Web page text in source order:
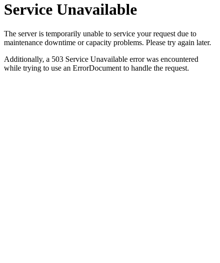
Service Unavailable
The server is temporarily unable to service your request due to
maintenance downtime or capacity problems. Please try again later.
Additionally, a 503 Service Unavailable error was encountered
while trying to use an ErrorDocument to handle the request.